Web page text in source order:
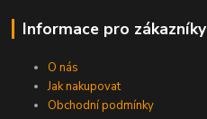
Informace pro zákazníky
O nás
Jak nakupovat
Obchodní podmínky